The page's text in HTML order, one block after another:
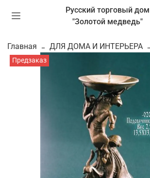
Русский торговый дом
"Золотой медведь"
Главная ДЛЯ ДОМА И ИНТЕРЬЕРА
Предзаказ